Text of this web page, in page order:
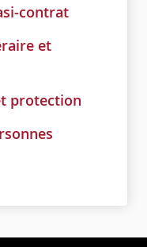
contrat
et
protection